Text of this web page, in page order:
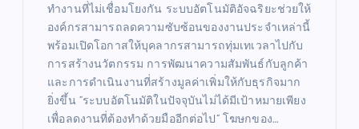
ทำงานที่ไม่เชื่อมโยงกัน ระบบอัตโนมัติอัจฉริยะช่วยให้
องค์กรสามารถลดความซับซ้อนของงานประจำเหล่านี้
พร้อมเปิดโอกาสให้บุคลากรสามารถทุ่มเทเวลาไปกับ
การสร้างนวัตกรรม การพัฒนาความสัมพันธ์กับลูกค้า
และการดำเนินงานที่สร้างมูลค่าเพิ่มให้กับธุรกิจมาก
ยิ่งขึ้น “ระบบอัตโนมัติในปัจจุบันไม่ได้มีเป้าหมายเพียง
เพื่อลดงานที่ต้องทำด้วยมืออีกต่อไป” โฆษกของ…